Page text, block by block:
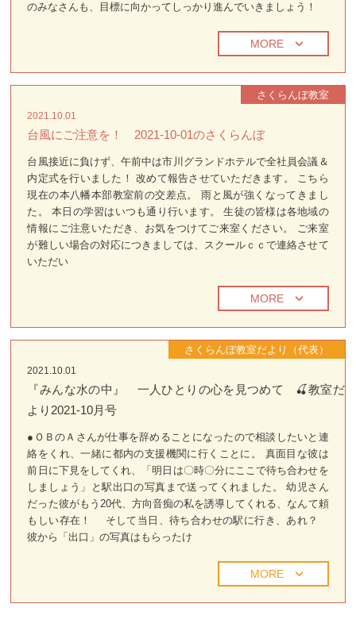
のみなさんも、目標に向かってしっかり進んでいきましょう！
MORE
さくらんぼ教室
2021.10.01
台風にご注意を！ 2021-10-01のさくらんぼ
台風接近に負けず、午前中は市川グランドホテルで全社員会議＆
内定式を行いました！ 改めて報告させていただきます。 こちら
現在の本八幡本部教室前の交差点。 雨と風が強くなってきまし
た。 本日の学習はいつも通り行います。 生徒の皆様は各地域の
情報にご注意いただき、お気をつけてご来室ください。 ご来室
が難しい場合の対応につきましては、スクールｃｃで連絡させて
いただい
MORE
さくらんぼ教室だより（代表）
2021.10.01
『みんな水の中』 一人ひとりの心を見つめて 🍒教室だ
より2021-10月号
●ＯＢのＡさんが仕事を辞めることになったので相談したいと連
絡をくれ、一緒に都内の支援機関に行くことに。 真面目な彼は
前日に下見をしてくれ、「明日は〇時〇分にここで待ち合わせを
しましょう」と駅出口の写真まで送ってくれました。 幼児さん
だった彼がもう20代、方向音痴の私を誘導してくれる、なんて頼
もしい存在！ そして当日、待ち合わせの駅に行き、あれ？
彼から「出口」の写真はもらったけ
MORE